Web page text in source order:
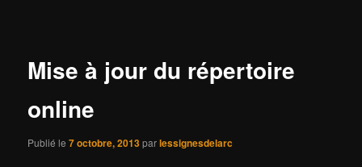
Mise à jour du répertoire
online
Publié le7 octobre, 2013parlessignesdelarc